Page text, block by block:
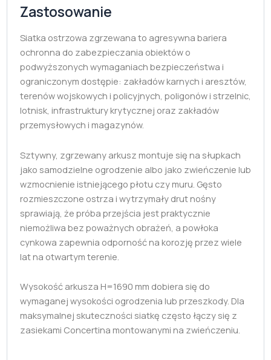
Zastosowanie
Siatka ostrzowa zgrzewana to agresywna bariera
ochronna do zabezpieczania obiektów o
podwyższonych wymaganiach bezpieczeństwa i
ograniczonym dostępie: zakładów karnych i aresztów,
terenów wojskowych i policyjnych, poligonów i strzelnic,
lotnisk, infrastruktury krytycznej oraz zakładów
przemysłowych i magazynów.
Sztywny, zgrzewany arkusz montuje się na słupkach
jako samodzielne ogrodzenie albo jako zwieńczenie lub
wzmocnienie istniejącego płotu czy muru. Gęsto
rozmieszczone ostrza i wytrzymały drut nośny
sprawiają, że próba przejścia jest praktycznie
niemożliwa bez poważnych obrażeń, a powłoka
cynkowa zapewnia odporność na korozję przez wiele
lat na otwartym terenie.
Wysokość arkusza H=1690 mm dobiera się do
wymaganej wysokości ogrodzenia lub przeszkody. Dla
maksymalnej skuteczności siatkę często łączy się z
zasiekami Concertina montowanymi na zwieńczeniu.